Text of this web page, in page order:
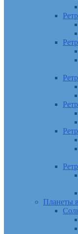
Планеты